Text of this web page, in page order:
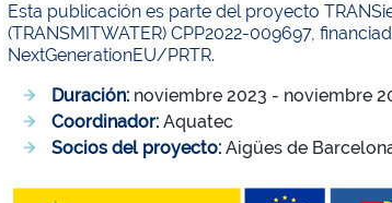
Esta publicación es parte del proyecto
(TRANSMITWATER) CPP2022-009697,
NextGenerationEU/PRTR.
Duración: noviembre 2023 - noviembre
Coordinador: Aquatec
Socios del proyecto: Aigües de